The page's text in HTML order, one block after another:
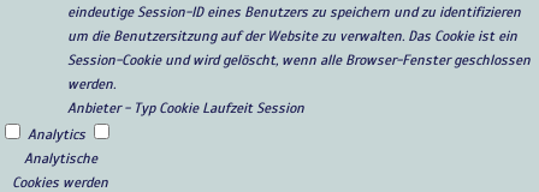
eindeutige Session-ID eines Benutzers zu speichern und zu identifizieren
um die Benutzersitzung auf der Website zu verwalten. Das Cookie ist ein
Session-Cookie und wird gelöscht, wenn alle Browser-Fenster geschlossen
werden.
Anbieter - Typ Cookie Laufzeit Session
Analytics
Analytische
Cookies werden